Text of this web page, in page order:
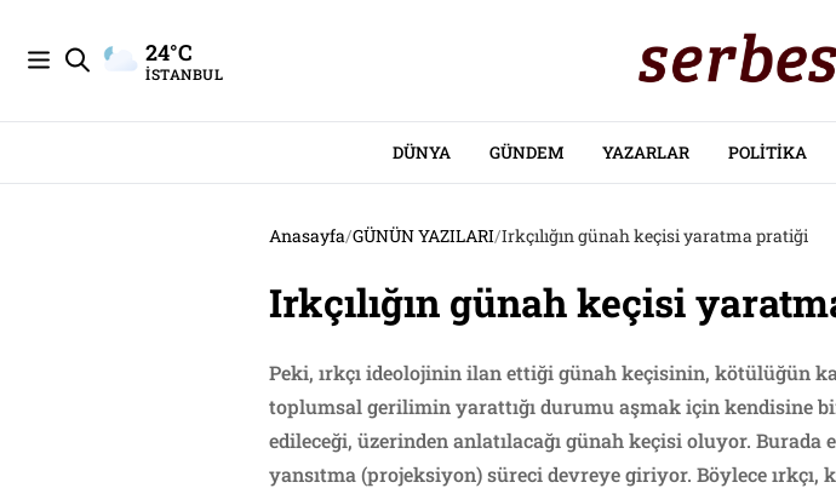
24°C
İSTANBUL
DÜNYA GÜNDEM YAZARLAR POLITIKA
Anasayfa/GÜNÜN YAZILARI/Irkçılığın günah keçisi yaratma pratiği
Irkçılığın günah keçisi
Peki, ırkçı ideolojinin ilan ettiği günah keçisinin, kötülüğün
toplumsal gerilimin yarattığı durumu aşmak için kendisine
edileceği, üzerinden anlatılacağı günah keçisi oluyor.
yansıtma (projeksiyon) süreci devreye giriyor. Böylece ırkçı,